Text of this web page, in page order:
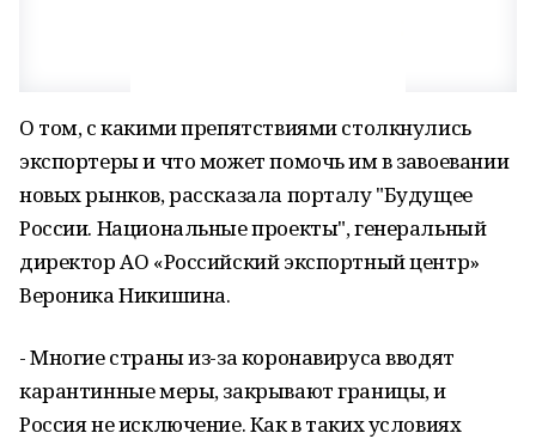
О том, с какими препятствиями столкнулись
экспортеры и что может помочь им в завоевании
новых рынков, рассказала порталу "Будущее
России. Национальные проекты", генеральный
директор АО «Российский экспортный центр»
Вероника Никишина.
- Многие страны из-за коронавируса вводят
карантинные меры, закрывают границы, и
Россия не исключение. Как в таких условиях